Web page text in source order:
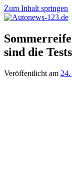
Zum Inhalt springen
Autonews-
123.de
Autonews
mit
Charme
sind die
Veröffentlicht am